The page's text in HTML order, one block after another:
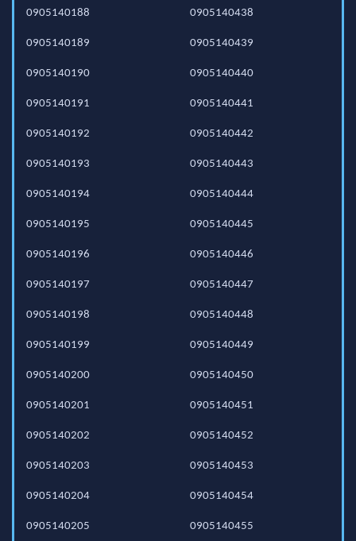
0905140188
0905140189
0905140190
0905140191
0905140192
0905140193
0905140194
0905140195
0905140196
0905140197
0905140198
0905140199
0905140200
0905140201
0905140202
0905140203
0905140204
0905140205
0905140438
0905140439
0905140440
0905140441
0905140442
0905140443
0905140444
0905140445
0905140446
0905140447
0905140448
0905140449
0905140450
0905140451
0905140452
0905140453
0905140454
0905140455